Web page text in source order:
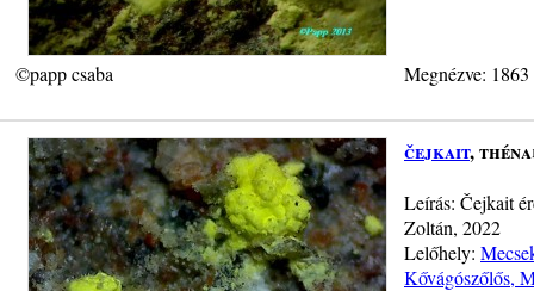
©papp csaba Megnézve:
čejkait,
Leírás: Čejkait
Zoltán, 2022
Lelőhely:
Kővágószőlős,